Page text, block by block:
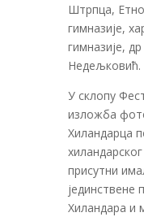
Штрпца,
гимназије,
гимназије,
Недељковић.
У склопу
изложба
Хиландарца
присутни
јединствене
Хиландара и